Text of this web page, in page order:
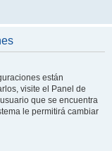
están
visite el Panel de
que se encuentra
le permitirá cambiar